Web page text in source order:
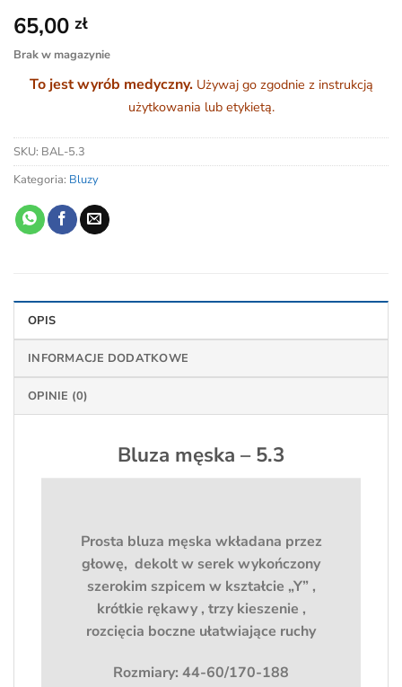
65,00 zł
Brak w magazynie
To jest wyrób medyczny. Używaj go zgodnie z instrukcją
użytkowania lub etykietą.
SKU: BAL-5.3
Kategoria: Bluzy
OPIS
INFORMACJE DODATKOWE
OPINIE (0)
Bluza męska – 5.3
Prosta bluza męska wkładana przez
głowę, dekolt w serek wykończony
szerokim szpicem w kształcie „Y” ,
krótkie rękawy , trzy kieszenie ,
rozcięcia boczne ułatwiające ruchy
Rozmiary: 44-60/170-188